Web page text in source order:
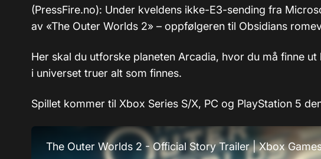
(PressFire.no): Under kveldens ikke-E3-sending fra
av «The Outer Worlds 2» – oppfølgeren til Obsidians
Her skal du utforske planeten Arcadia, hvor du må finne
i universet truer alt som finnes.
Spillet kommer til Xbox Series S/X, PC og PlayStation 5
The Outer Worlds 2 - Official Story Trailer | Xbox